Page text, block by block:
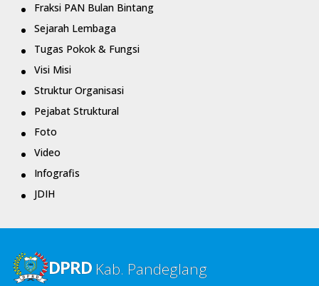
Fraksi PAN Bulan Bintang
Sejarah Lembaga
Tugas Pokok & Fungsi
Visi Misi
Struktur Organisasi
Pejabat Struktural
Foto
Video
Infografis
JDIH
DPRD Kab. Pandeglang